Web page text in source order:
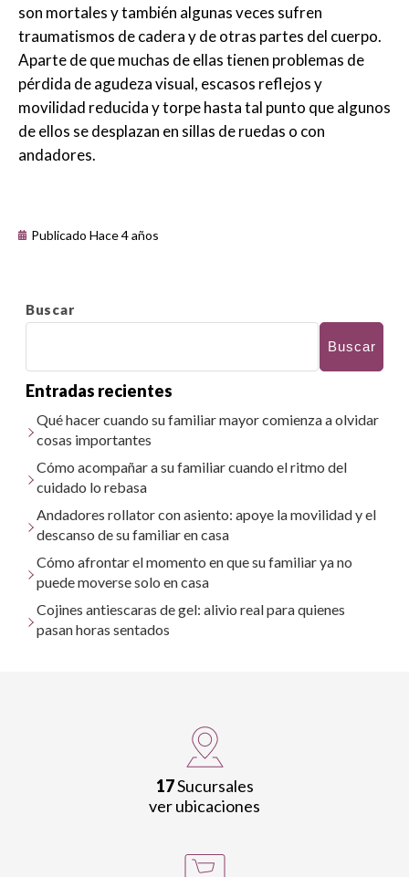
son mortales y también algunas veces sufren
traumatismos de cadera y de otras partes del cuerpo.
Aparte de que muchas de ellas tienen problemas de
pérdida de agudeza visual, escasos reflejos y
movilidad reducida y torpe hasta tal punto que algunos
de ellos se desplazan en sillas de ruedas o con
andadores.
Publicado Hace 4 años
Buscar
Buscar
Entradas recientes
Qué hacer cuando su familiar mayor comienza a olvidar
cosas importantes
Cómo acompañar a su familiar cuando el ritmo del
cuidado lo rebasa
Andadores rollator con asiento: apoye la movilidad y el
descanso de su familiar en casa
Cómo afrontar el momento en que su familiar ya no
puede moverse solo en casa
Cojines antiescaras de gel: alivio real para quienes
pasan horas sentados
17Sucursales
ver ubicaciones